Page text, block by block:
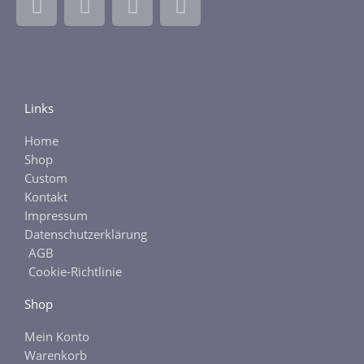
a
c
o
o
k
-
f
n
s
b
a
t
s
Links
Home
Shop
Custom
Kontakt
Impressum
Datenschutzerklärung
AGB
Cookie-Richtlinie
Shop
Mein Konto
Warenkorb